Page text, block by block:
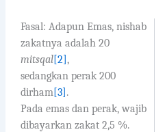
Fasal: Adapun Emas, nishab
zakatnya adalah 20
mitsqal[2],
sedangkan perak 200
dirham[3] .
Pada emas dan perak, wajib
dibayarkan zakat 2,5 %.